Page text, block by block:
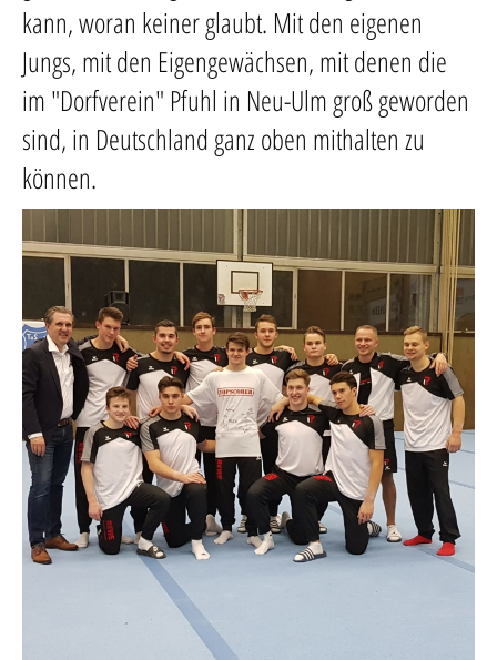
kann, woran keiner glaubt. Mit den eigenen
Jungs, mit den Eigengewächsen, mit denen die
im "Dorfverein" Pfuhl in Neu-Ulm groß geworden
sind, in Deutschland ganz oben mithalten zu
können.